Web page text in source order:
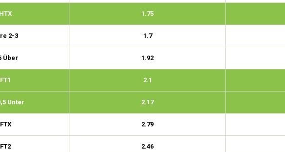
HTX 1.75
2-3 1.7
Über 1.92
FT1 2.1
Unter 2.17
FTX 2.79
FT2 2.46